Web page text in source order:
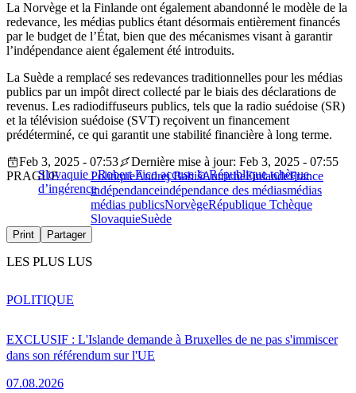
La Norvège et la Finlande ont également abandonné le modèle de la
redevance, les médias publics étant désormais entièrement financés
par le budget de l’État, bien que des mécanismes visant à garantir
l’indépendance aient également été introduits.
La Suède a remplacé ses redevances traditionnelles pour les médias
publics par un impôt direct collecté par le biais des déclarations de
revenus. Les radiodiffuseurs publics, tels que la radio suédoise (SR)
et la télévision suédoise (SVT) reçoivent un financement
prédéterminé, ce qui garantit une stabilité financière à long terme.
Slovaquie : Robert Fico accuse la République tchèque
d’ingérence
Feb 3, 2025 - 07:53
Dernière mise à jour: Feb 3, 2025 - 07:55
PRAGUE
PolitiqueAndrej BabišAutricheFinlandeFrance
indépendanceindépendance des médiasmédias
médias publicsNorvègeRépublique Tchèque
SlovaquieSuède
Print Partager
LES PLUS LUS
EXCLUSIF : L'Islande demande à Bruxelles de ne pas s'immiscer
dans son référendum sur l'UE
07.08.2026
POLITIQUE